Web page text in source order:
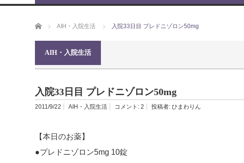
ホーム AIH・入院生活 入院33日目 プレドニゾロン50mg
AIH・入院生活
入院33日目 プレドニゾロン50mg
2011/9/22 AIH・入院生活 コメント: 2 投稿者: ひまわりん
【本日のお薬】
●プレドニゾロン5mg 10錠